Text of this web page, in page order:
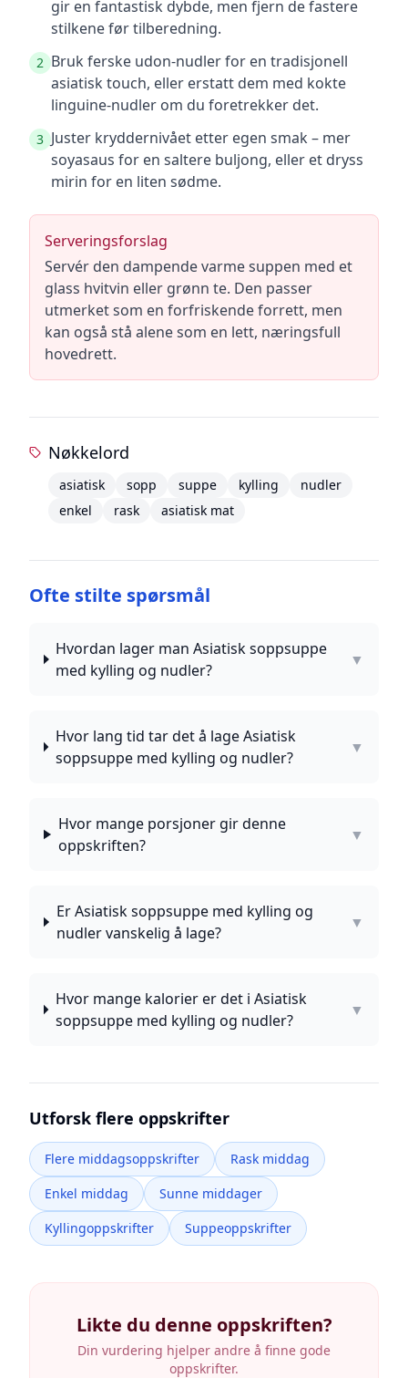
gir en fantastisk dybde, men fjern de fastere
stilkene før tilberedning.
2 Bruk ferske udon-nudler for en tradisjonell
asiatisk touch, eller erstatt dem med kokte
linguine-nudler om du foretrekker det.
3 Juster kryddernivået etter egen smak – mer
soyasaus for en saltere buljong, eller et dryss
mirin for en liten sødme.
Serveringsforslag
Servér den dampende varme suppen med et
glass hvitvin eller grønn te. Den passer
utmerket som en forfriskende forrett, men
kan også stå alene som en lett, næringsfull
hovedrett.
Nøkkelord
asiatisk sopp suppe kylling
nudler
enkel
rask asiatisk mat
Ofte stilte spørsmål
Hvordan lager man Asiatisk soppsuppe
med kylling og nudler?
▼
Hvor lang tid tar det å lage Asiatisk
soppsuppe med kylling og nudler?
▼
Hvor mange porsjoner gir denne
oppskriften?
▼
Er Asiatisk soppsuppe med kylling og
nudler vanskelig å lage?
▼
Hvor mange kalorier er det i Asiatisk
soppsuppe med kylling og nudler?
▼
Utforsk flere oppskrifter
Flere middagsoppskrifter
Rask middag
Enkel middag
Sunne middager
Kyllingoppskrifter
Suppeoppskrifter
Likte du denne oppskriften?
Din vurdering hjelper andre å finne gode
oppskrifter.